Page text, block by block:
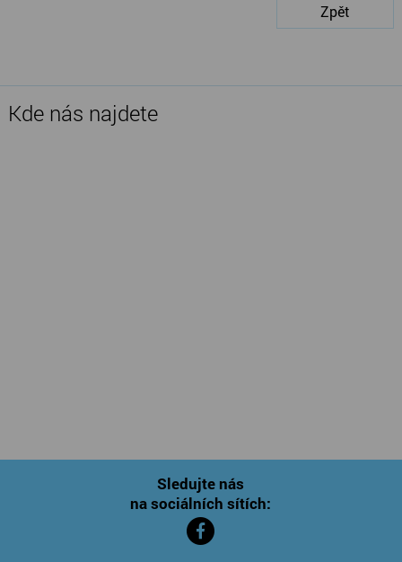
Zpět
Kde nás najdete
Sledujte nás
na sociálních sítích: